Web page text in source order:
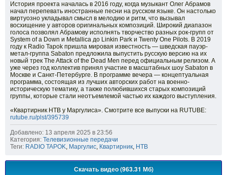
История проекта началась в 2016 году, когда музыкант Олег Абрамов
начал перепевать иностранные песни на русском языке. Он настолько
виртуозно укладывал смысл в мелодию и ритм, что вызывал
восхищение у авторов оригинальных композиций. Широкий диапазон
голоса позволял Абрамову исполнять творчество разных рок-групп от
System of a Down и Metallica до Linkin Park и Twenty One Pilots. В 2019
году к Radio Tapok пришла мировая известность — шведская пауэр-
метал-группа Sabaton предложила выпустить русскую версию на их
новый трек The Attack of the Dead Men перед официальным релизом. А
уже через год коллектив принял участие в масштабных шоу Sabaton в
Москве и Санкт-Петербурге. В программе вечера — концептуальная
программа, состоящая из лучших авторских работ на военно-
историческую тематику, а также полюбившихся старых композиций
группы, которые стали неотъемлемой частью их каждого выступления.
«Квартирник НТВ у Маргулиса». Смотрите все выпуски на RUTUBE:
rutube.ru/plst/395739
Добавлено: 13 апреля 2025 в 23:56
Категория: Телевизионные передачи
Теги: RADIO TAPOK, Маргулис, Квартирник, НТВ
Скачать видео (963.31 Мб)